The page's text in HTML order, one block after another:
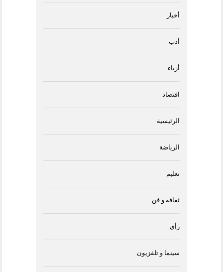
أخبار
أدب
أزياء
اقتصاد
الرئيسية
الرياضة
تعليم
ثقافة و فن
رأى
سينما و تلفزيون